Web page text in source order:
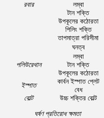
রবার লম্বা
টান শক্তি
উপকূলের কঠোরতা
পিলিং শক্তি
তাপমাত্রা পরিসীমা
ঘনত্ব
পলিউরেথান
লম্বা
টান শক্তি
উপকূলের কঠোরতা
ইস্পাত
কার্বন ইস্পাত প্লেট
বেধ
বোল্ট
উচ্চ শক্তির বোল্ট
ঘর্ষণ প্রতিরোধ ক্ষমতা